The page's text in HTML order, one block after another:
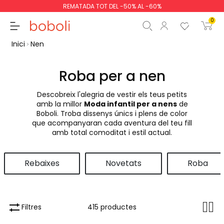
REMATADA TOT DEL -50% AL -60%
0
0,00 €
Continua Començar la
Inici Nen
Roba per a nen
Descobreix l'alegria de vestir els teus petits
amb la millor Moda infantil per a nensde
Boboli. Troba dissenys únics i plens de color
que acompanyaran cada aventura del teu fill
amb total comoditat i estil actual.
Rebaixes Novetats Roba
Filtres 415 productes